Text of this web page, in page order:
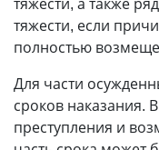
тяжести, если
полностью
Для части
сроков наказания.
преступления и